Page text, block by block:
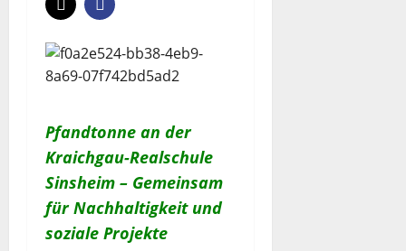
Pfandtonne an der
Kraichgau-Realschule
Sinsheim – Gemeinsam
für Nachhaltigkeit und
soziale Projekte